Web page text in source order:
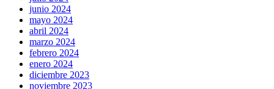
junio 2024
mayo 2024
abril 2024
marzo 2024
febrero 2024
enero 2024
diciembre 2023
noviembre 2023